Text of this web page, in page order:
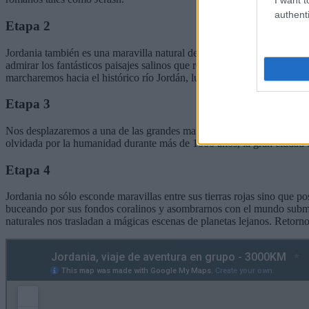
Etapa 2
Jordania también es una maravilla natural de recovecos infinitos.
admirar los fantásticos paisajes salinos que rodeaban las bí­blicas
marcharemos hacia el histórico rí­o Jordán, lugar del bautismo de
Etapa 3
Nos desplazaremos a una de las grandes maravillas del mundo:
olvidada por la humanidad durante más de 1000 años, la gran
Etapa 4
Jordania no sólo esconde maravillas entre sus tierras rojas sino que
buceando por sus fondos coralinos y asombrarnos con el mundo
naturales nos trasladan a mágicas escenas de planetas lejanos.